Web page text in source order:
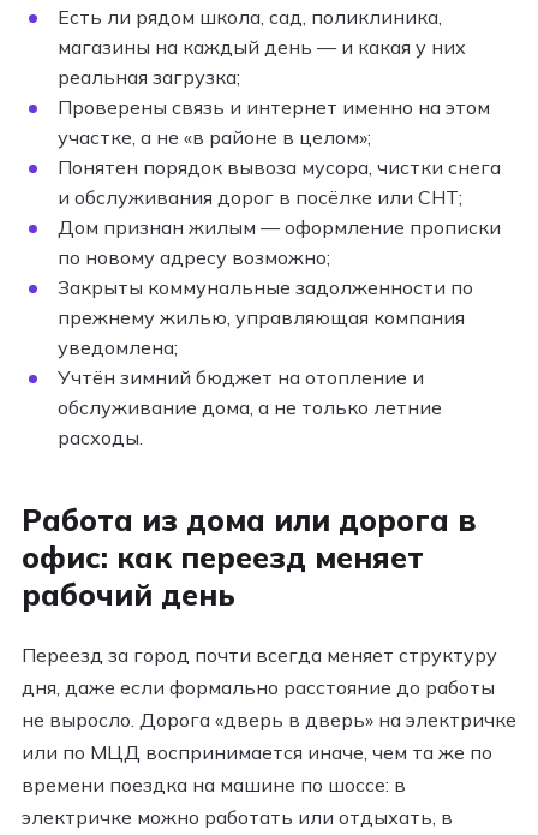
Есть ли рядом школа, сад, поликлиника,
магазины на каждый день — и какая у них
реальная загрузка;
Проверены связь и интернет именно на этом
участке, а не «в районе в целом»;
Понятен порядок вывоза мусора, чистки снега
и обслуживания дорог в посёлке или СНТ;
Дом признан жилым — оформление прописки
по новому адресу возможно;
Закрыты коммунальные задолженности по
прежнему жилью, управляющая компания
уведомлена;
Учтён зимний бюджет на отопление и
обслуживание дома, а не только летние
расходы.
Работа из дома или дорога в
офис: как переезд меняет
рабочий день
Переезд за город почти всегда меняет структуру
дня, даже если формально расстояние до работы
не выросло. Дорога «дверь в дверь» на электричке
или по МЦД воспринимается иначе, чем та же по
времени поездка на машине по шоссе: в
электричке можно работать или отдыхать, в